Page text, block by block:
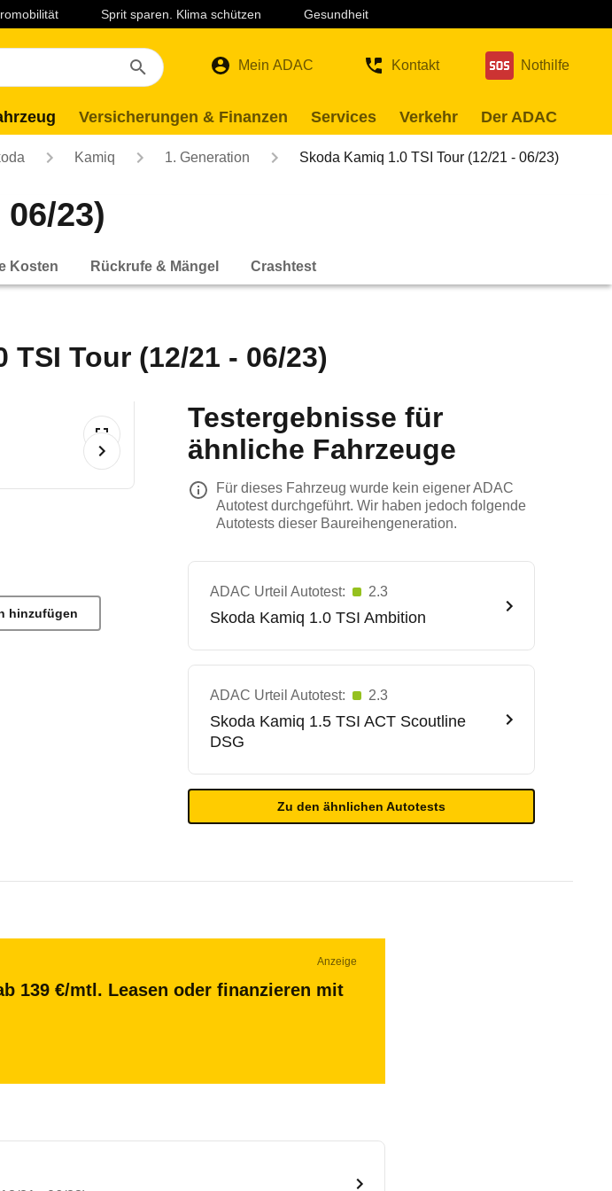
Sprit sparen. Klima schützen Gesundheit
Mein ADAC Kontakt Nothilfe
Versicherungen & Finanzen Services Verkehr Der ADAC
Kamiq 1. Generation Skoda Kamiq 1.0 TSI Tour (12/21 - 06/23)
23)
Kosten Rückrufe & Mängel Crashtest
TSI Tour (12/21 - 06/23)
hinzufügen
Testergebnisse für
ähnliche Fahrzeuge
Für dieses Fahrzeug wurde kein eigener ADAC
Autotest durchgeführt. Wir haben jedoch folgende
Autotests dieser Baureihengeneration.
ADAC Urteil Autotest: 2.3
Skoda Kamiq 1.0 TSI Ambition
ADAC Urteil Autotest: 2.3
Skoda Kamiq 1.5 TSI ACT Scoutline
DSG
Zu den ähnlichen Autotests
Anzeige
139 €/mtl. Leasen oder finanzieren mit